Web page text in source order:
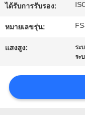
ติดต่อ
เรา
ข่าว
ได้รับการรับรอง:
หมายเลขรุ่น:
แสงสูง: ระ
ระ